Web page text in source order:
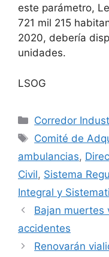
este parámetro,
721 mil 215
2020, debería
unidades.
LSOG
Categorías
Corredor
Etiquetas
Comité de
ambulancias,
Civil, Sistema
Integral y
Bajan muertes
accidentes
Renovarán